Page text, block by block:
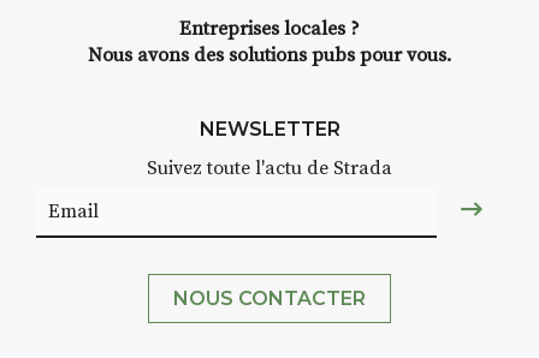
Entreprises locales ?
Nous avons des solutions pubs pour vous.
NEWSLETTER
Suivez toute l'actu de Strada
NOUS CONTACTER